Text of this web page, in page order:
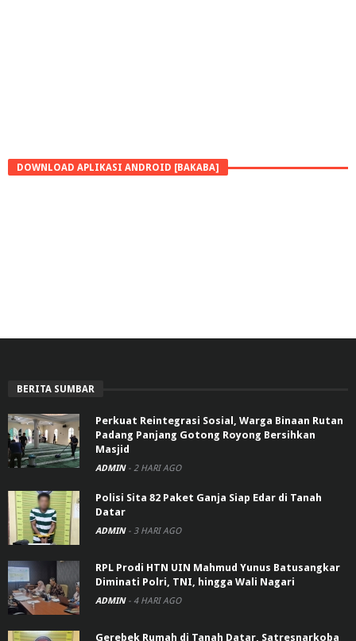
DOWNLOAD APLIKASI ANDROID [BAKABA]
BERITA SUMBAR
Perkuat Reintegrasi Sosial, Warga Binaan Rutan
Padang Panjang Gotong Royong Bersihkan
Masjid
ADMIN - 2 HARI AGO
Polisi Sita 82 Paket Ganja Siap Edar di Tanah
Datar
ADMIN - 3 HARI AGO
RPL Prodi HTN UIN Mahmud Yunus Batusangkar
Diminati Polri, TNI, hingga Wali Nagari
ADMIN - 4 HARI AGO
Gerebek Rumah di Tanah Datar, Satresnarkoba